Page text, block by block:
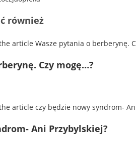
również
Czy mogę…?
Ani Przybylskiej?